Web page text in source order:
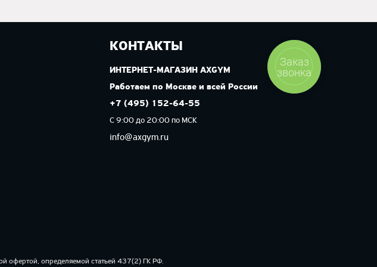
КОНТАКТЫ
ИНТЕРНЕТ-МАГАЗИН AXGYM
Работаем по Москве и всей России
+7 (495) 152-64-55
С 9:00 до 20:00 по МСК
info@axgym.ru
офертой, определяемой статьей 437(2) ГК РФ.
Заказ
звонка